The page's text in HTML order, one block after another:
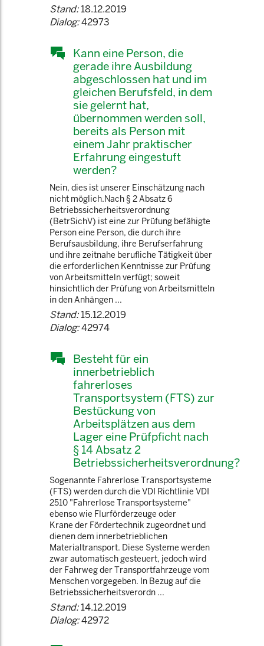
Stand:18.12.2019
Dialog:42973
Kann eine Person, die
gerade ihre Ausbildung
abgeschlossen hat und im
gleichen Berufsfeld, in dem
sie gelernt hat,
übernommen werden soll,
bereits als Person mit
einem Jahr praktischer
Erfahrung eingestuft
werden?
Nein, dies ist unserer Einschätzung nach
nicht möglich.Nach § 2 Absatz 6
Betriebssicherheitsverordnung
(BetrSichV) ist eine zur Prüfung befähigte
Person eine Person, die durch ihre
Berufsausbildung, ihre Berufserfahrung
und ihre zeitnahe berufliche Tätigkeit über
die erforderlichen Kenntnisse zur Prüfung
von Arbeitsmitteln verfügt; soweit
hinsichtlich der Prüfung von Arbeitsmitteln
in den Anhängen ...
Stand:15.12.2019
Dialog:42974
Besteht für ein
innerbetrieblich
fahrerloses
Transportsystem (FTS) zur
Bestückung von
Arbeitsplätzen aus dem
Lager eine Prüfpficht nach
§ 14 Absatz 2
Betriebssicherheitsverordnung?
Sogenannte Fahrerlose Transportsysteme
(FTS) werden durch die VDI Richtlinie VDI
2510 "Fahrerlose Transportsysteme"
ebenso wie Flurförderzeuge oder
Krane der Fördertechnik zugeordnet und
dienen dem innerbetrieblichen
Materialtransport. Diese Systeme werden
zwar automatisch gesteuert, jedoch wird
der Fahrweg der Transportfahrzeuge vom
Menschen vorgegeben. In Bezug auf die
Betriebssicherheitsverordn ...
Stand:14.12.2019
Dialog:42972